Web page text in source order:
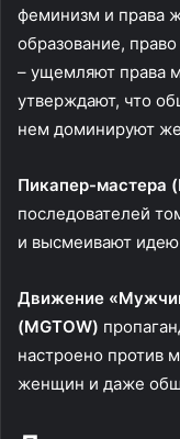
феминизм и права
образование,
– ущемляют права
утверждают, что
нем доминируют
Пикапер-мастера
последователей
и высмеивают идею
Движение
(MGTOW)
настроено против
женщин и даже